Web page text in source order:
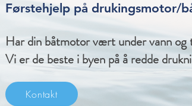
Førstehjelp på drukingsmotor/
Har din båtmotor vært under vann og
Vi er de beste i byen på å redde
Kontakt